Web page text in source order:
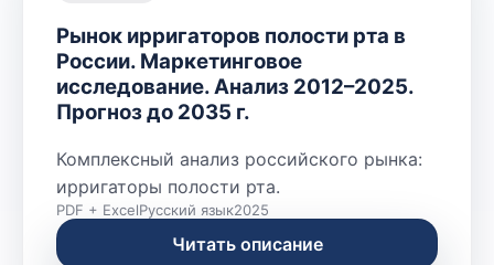
Рынок ирригаторов полости рта в
России. Маркетинговое
исследование. Анализ 2012–2025.
Прогноз до 2035 г.
Комплексный анализ российского рынка:
ирригаторы полости рта.
PDF + ExcelРусский язык2025
Читать описание